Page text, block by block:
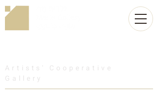
Artists' Cooperative
Gallery